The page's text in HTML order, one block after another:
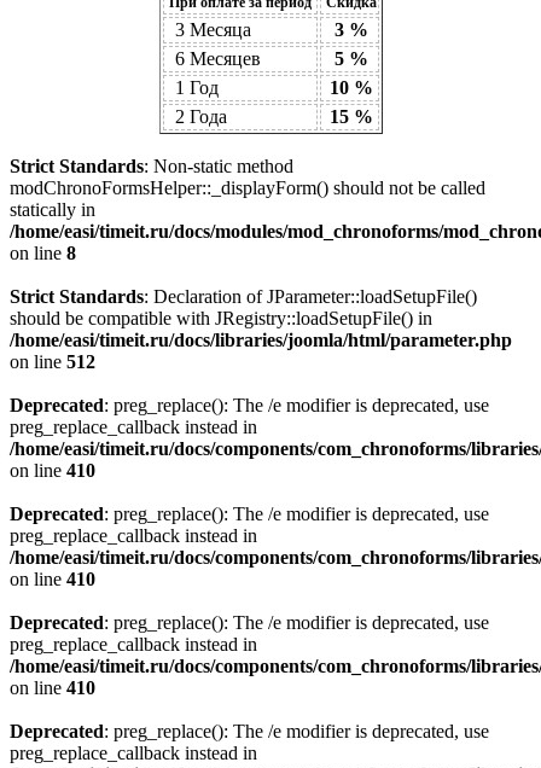
3 Месяца
3 %
6 Месяцев
5 %
1 Год
10 %
2 Года
15 %
Strict Standards: Non-static method
modChronoFormsHelper::_displayForm() should not be called
statically in
/home/easi/timeit.ru/docs/modules/mod_chronoforms/
on line 8
Strict Standards: Declaration of JParameter::loadSetupFile()
should be compatible with JRegistry::loadSetupFile() in
/home/easi/timeit.ru/docs/libraries/joomla/html/parameter.php
on line 512
Deprecated: preg_replace(): The /e modifier is deprecated, use
preg_replace_callback instead in
/home/easi/timeit.ru/docs/components/com_chronoforms/
on line 410
Deprecated: preg_replace(): The /e modifier is deprecated, use
preg_replace_callback instead in
/home/easi/timeit.ru/docs/components/com_chronoforms/
on line 410
Deprecated: preg_replace(): The /e modifier is deprecated, use
preg_replace_callback instead in
/home/easi/timeit.ru/docs/components/com_chronoforms/
on line 410
Deprecated: preg_replace(): The /e modifier is deprecated, use
preg_replace_callback instead in